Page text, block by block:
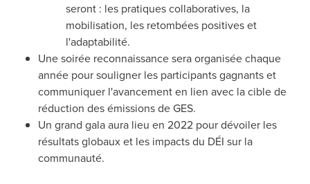
seront : les pratiques collaboratives, la
mobilisation, les retombées positives et
l'adaptabilité.
Une soirée reconnaissance sera organisée chaque
année pour souligner les participants gagnants et
communiquer l'avancement en lien avec la cible de
réduction des émissions de GES.
Un grand gala aura lieu en 2022 pour dévoiler les
résultats globaux et les impacts du DÉI sur la
communauté.